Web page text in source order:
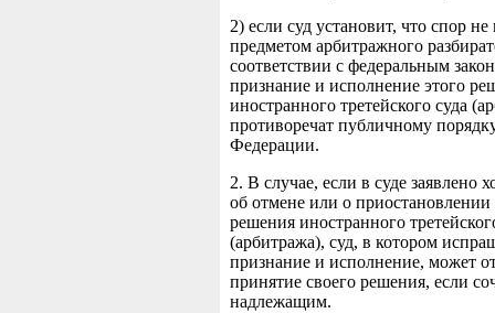
2) если суд установит, что спор
предметом арбитражного
соответствии с федеральным
признание и исполнение этого
иностранного третейского суда
противоречат публичному
Федерации.
2. В случае, если в суде заявлено
об отмене или о
решения иностранного
(арбитража), суд, в котором
признание и исполнение, может
принятие своего решения, если
надлежащим.